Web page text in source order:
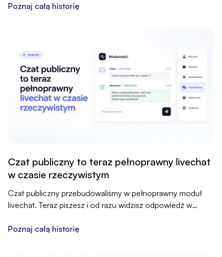
Poznaj całą historię
Czat publiczny to teraz pełnoprawny livechat
w czasie rzeczywistym
Czat publiczny przebudowaliśmy w pełnoprawny moduł
livechat. Teraz piszesz i od razu widzisz odpowiedź w
Poznaj całą historię